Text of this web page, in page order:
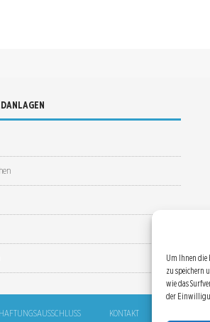
Um Ihnen die
zu speichern
wie das
der
HAFTUNGSAUSSCHLUSS KONTAKT